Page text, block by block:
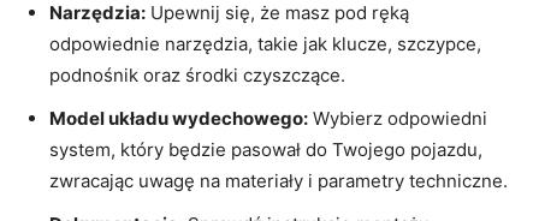
Narzędzia: Upewnij się, że masz pod ręką
odpowiednie narzędzia, takie jak klucze, szczypce,
podnośnik oraz środki czyszczące.
Model układu wydechowego: Wybierz odpowiedni
system, który będzie pasował do Twojego pojazdu,
zwracając uwagę na materiały i parametry techniczne.